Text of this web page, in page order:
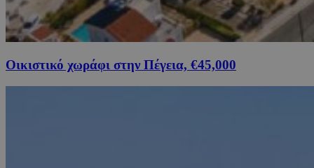
Οικιστικό χωράφι στην Πέγεια, €45,000